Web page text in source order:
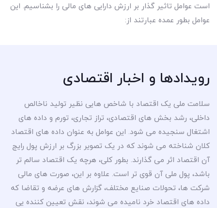
است عوامل تاثیر گذار بر ارزش دارایی های مالی را بشناسیم. این
عوامل بطور عمده عبارتند از:
رویدادها و اخبار اقتصادی
سلامت ملی یک اقتصاد با شاخص هایی نظیر تولید ناخالص
داخلی، رشد بخش های اقتصادی، تراز تجاری، تورم و داده های
اشتغال سنجیده می شود. این عوامل به عنوان داده های اقتصاد
کلان شناخته می شوند که در یک تصویر بزرگ بر ارزش پول رایج
آن اقتصاد اثر می گذارند. بطور کلی، هرچه یک اقتصاد سالم تر
باشد، پول ملی آن قوی تر است. علاوه بر این، صورت های مالی
شرکت ها، تحولات صنایع مختلف، گزارش های عرضه و تقاضا که
داده های اقتصاد خرد نامیده می شوند، نقش تعیین کننده یی